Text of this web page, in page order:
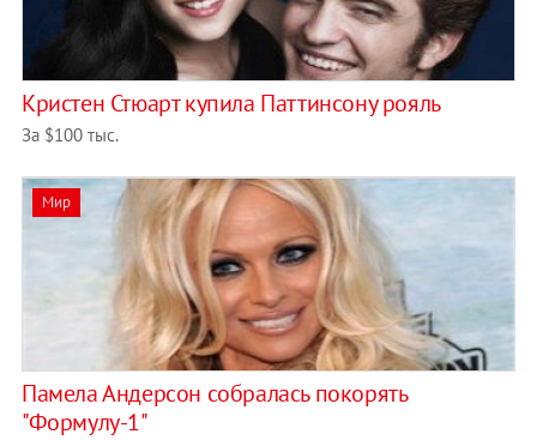
Кристен Стюарт купила Паттинсону рояль
За $100 тыс.
Мир
Памела Андерсон собралась покорять
"Формулу-1"